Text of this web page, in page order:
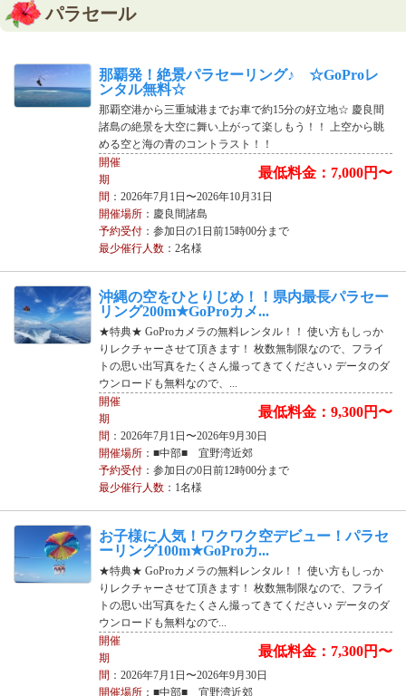
パラセール
那覇発！絶景パラセーリング♪ ☆GoProレ
ンタル無料☆
那覇空港から三重城港までお車で約15分の好立地☆ 慶良間
諸島の絶景を大空に舞い上がって楽しもう！！ 上空から眺
める空と海の青のコントラスト！！
最低料金：7,000円〜
開催
期
間 ：2026年7月1日〜2026年10月31日
開催場所：慶良間諸島
予約受付：参加日の1日前15時00分まで
最少催行人数：2名様
沖縄の空をひとりじめ！！県内最長パラセー
リング200m★GoProカメ...
★特典★ GoProカメラの無料レンタル！！ 使い方もしっか
りレクチャーさせて頂きます！ 枚数無制限なので、フライ
トの思い出写真をたくさん撮ってきてください♪ データのダ
ウンロードも無料なので、...
最低料金：9,300円〜
開催
期
間 ：2026年7月1日〜2026年9月30日
開催場所：■中部■ 宜野湾近郊
予約受付：参加日の0日前12時00分まで
最少催行人数：1名様
お子様に人気！ワクワク空デビュー！パラセ
ーリング100m★GoProカ...
★特典★ GoProカメラの無料レンタル！！ 使い方もしっか
りレクチャーさせて頂きます！ 枚数無制限なので、フライ
トの思い出写真をたくさん撮ってきてください♪ データのダ
ウンロードも無料なので...
最低料金：7,300円〜
開催
期
間 ：2026年7月1日〜2026年9月30日
開催場所：■中部■ 宜野湾近郊